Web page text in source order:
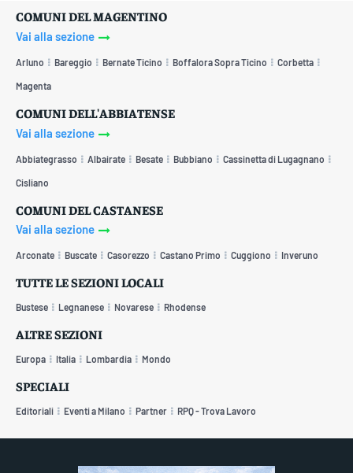
COMUNI DEL MAGENTINO
Vai alla sezione
Arluno Bareggio Bernate Ticino Boffalora Sopra Ticino Corbetta
Magenta
COMUNI DELL'ABBIATENSE
Vai alla sezione
Abbiategrasso Albairate Besate Bubbiano Cassinetta di Lugagnano
Cisliano
COMUNI DEL CASTANESE
Vai alla sezione
Arconate Buscate Casorezzo Castano Primo Cuggiono Inveruno
TUTTE LE SEZIONI LOCALI
Bustese Legnanese Novarese Rhodense
ALTRE SEZIONI
Europa Italia Lombardia Mondo
SPECIALI
Editoriali Eventi a Milano Partner RPQ - Trova Lavoro